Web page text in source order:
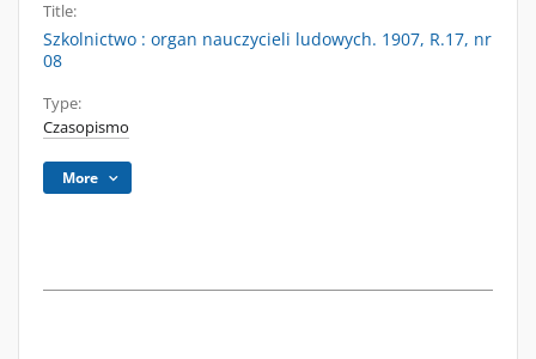
Title:
Szkolnictwo : organ nauczycieli ludowych. 1907, R.17, nr
08
Type:
Czasopismo
More